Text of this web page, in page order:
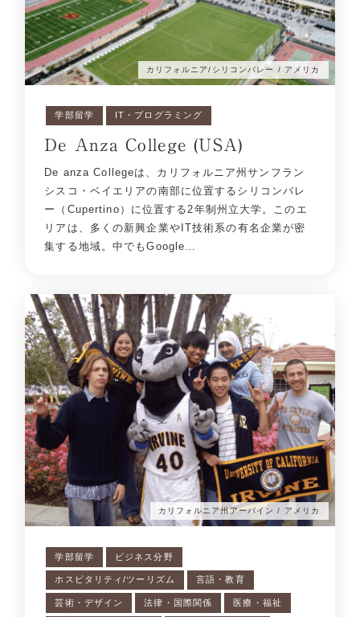
カリフォルニア/シリコンバレー / アメリカ
学部留学 IT・プログラミング
De Anza College (USA)
De anza Collegeは、カリフォルニア州サンフラン
シスコ・ベイエリアの南部に位置するシリコンバレ
ー（Cupertino）に位置する2年制州立大学。このエ
リアは、多くの新興企業やIT技術系の有名企業が密
集する地域。中でもGoogle…
カリフォルニア州アーバイン / アメリカ
学部留学 ビジネス分野
ホスピタリティ/ツーリズム 言語・教育
芸術・デザイン 法律・国際関係 医療・福祉